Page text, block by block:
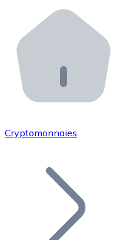
Distributeurs
Intégrez un ATM
API Bitnovo
Intégrez notre API
Rejoignez notre
Ajoutez le token de
Cryptomonnaies